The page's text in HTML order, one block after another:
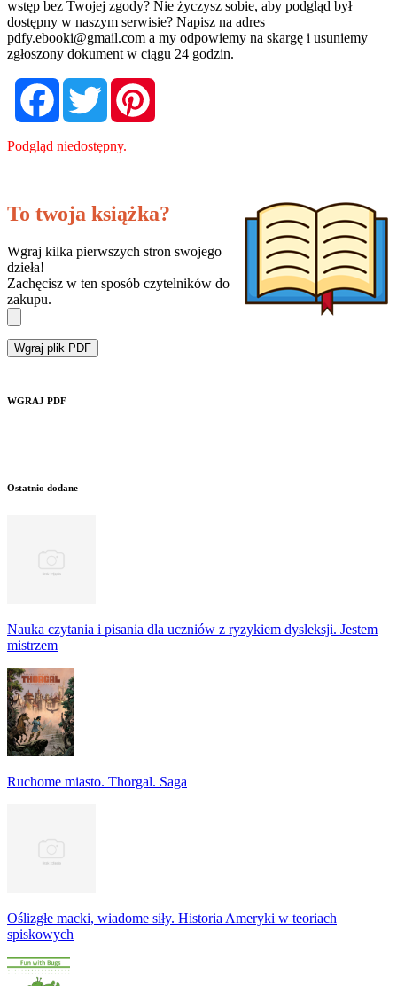
wstęp bez Twojej zgody? Nie życzysz sobie, aby podgląd był
dostępny w naszym serwisie? Napisz na adres
pdfy.ebooki@gmail.com a my odpowiemy na skargę i usuniemy
zgłoszony dokument w ciągu 24 godzin.
FacebookTwitter
Podgląd niedostępny.
To twoja książka?
Wgraj kilka pierwszych stron swojego
dzieła!
Zachęcisz w ten sposób czytelników do
zakupu.
Wgraj plik PDF
WGRAJ PDF
Ostatnio dodane
Nauka czytania i pisania dla uczniów z ryzykiem dysleksji. Jestem
mistrzem
Ruchome miasto. Thorgal. Saga
Oślizgłe macki, wiadome siły. Historia Ameryki w teoriach
spiskowych